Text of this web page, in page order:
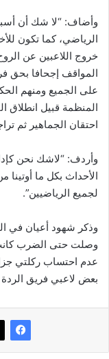
وأضاف: “لا شك أن
الرياضي، كما تكون
خروج اللاعبين عن
المواقف إجحافا بحق
على الجميع ومنهم
المنظمة قبيل انطلاق
احتقان الجماهير ثم
وأردف: “لاشك نحن
الأحداث بكل ما أوتينا
لجميع الرياضيين”.
وذكر شهود أعيان في
وصلت حتى الضرب
عدم احتساب ركلتي
بعض لاعبي فريق